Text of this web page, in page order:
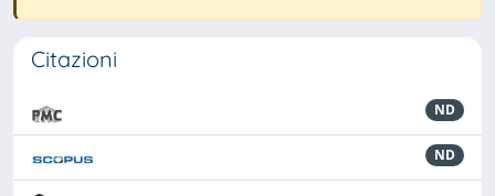
Citazioni
ND
ND